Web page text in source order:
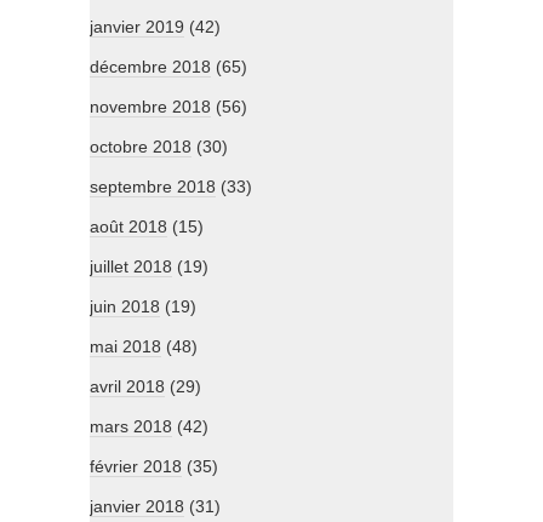
janvier 2019 (42)
décembre 2018 (65)
novembre 2018 (56)
octobre 2018 (30)
septembre 2018 (33)
août 2018 (15)
juillet 2018 (19)
juin 2018 (19)
mai 2018 (48)
avril 2018 (29)
mars 2018 (42)
février 2018 (35)
janvier 2018 (31)